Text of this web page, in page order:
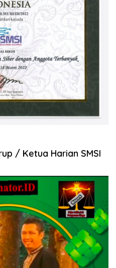
/ Ketua Harian SMSI